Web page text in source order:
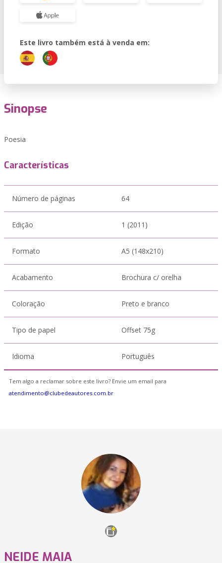
Este livro também está à venda em:
Sinopse
Poesia
Características
Número de páginas 64
Edição 1 (2011)
Formato A5 (148x210)
Acabamento Brochura c/ orelha
Coloração Preto e branco
Tipo de papel Offset 75g
Idioma Português
Tem algo a reclamar sobre este livro? Envie um email para
atendimento@clubedeautores.com.br
NEIDE MAIA